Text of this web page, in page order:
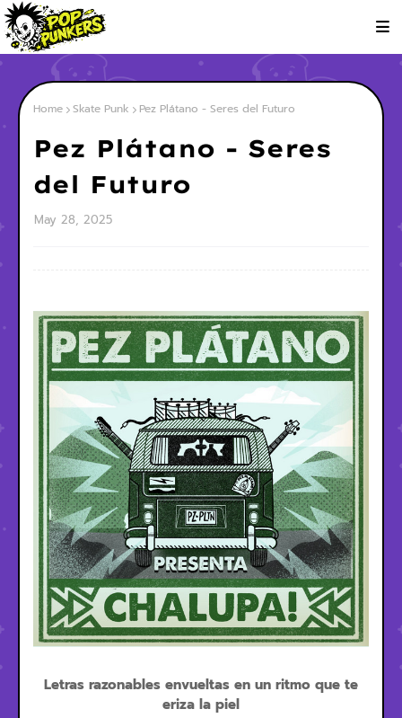
Home Skate Punk Pez Plátano - Seres del Futuro
Pez Plátano - Seres
del Futuro
May 28, 2025
Letras razonables envueltas en un ritmo que te
eriza la piel